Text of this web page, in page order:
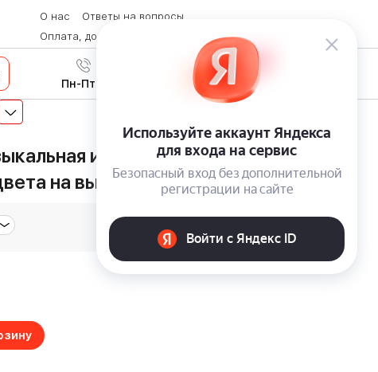
О нас
Ответы на вопросы
Оплата, доставка и возврат товара
Контакты
8 (800) 600-28-07
Пн-Пт с 9:00 до 19:00
игрушка Christmas Tale
на выбор